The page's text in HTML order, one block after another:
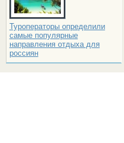
Туроператоры определили
самые популярные
направления отдыха для
россиян